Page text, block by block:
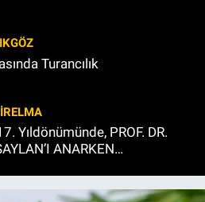
Turancılık
PROF. DR.
ANARKEN…